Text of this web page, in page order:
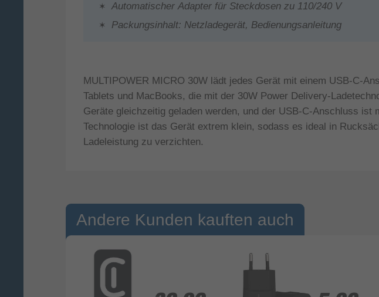
Automatischer Adapter für Steckdosen zu 110/240 V
Packungsinhalt: Netzladegerät, Bedienungsanleitung
MULTIPOWER MICRO 30W lädt jedes Gerät mit einem USB-C-
Tablets und MacBooks, die mit der 30W Power Delivery-
Geräte gleichzeitig geladen werden, und der USB-C-Anschluss
Technologie ist das Gerät extrem klein, sodass es ideal in
Ladeleistung zu verzichten.
Andere Kunden kauften auch